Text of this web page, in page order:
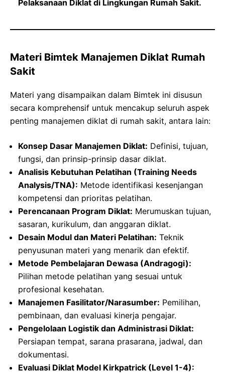
Pelaksanaan Diklat di Lingkungan Rumah Sakit.
Materi Bimtek Manajemen Diklat Rumah
Sakit
Materi yang disampaikan dalam Bimtek ini disusun
secara komprehensif untuk mencakup seluruh aspek
penting manajemen diklat di rumah sakit, antara lain:
Konsep Dasar Manajemen Diklat: Definisi, tujuan,
fungsi, dan prinsip-prinsip dasar diklat.
Analisis Kebutuhan Pelatihan (Training Needs
Analysis/TNA): Metode identifikasi kesenjangan
kompetensi dan prioritas pelatihan.
Perencanaan Program Diklat: Merumuskan tujuan,
sasaran, kurikulum, dan anggaran diklat.
Desain Modul dan Materi Pelatihan: Teknik
penyusunan materi yang menarik dan efektif.
Metode Pembelajaran Dewasa (Andragogi):
Pilihan metode pelatihan yang sesuai untuk
profesional kesehatan.
Manajemen Fasilitator/Narasumber: Pemilihan,
pembinaan, dan evaluasi kinerja pengajar.
Pengelolaan Logistik dan Administrasi Diklat:
Persiapan tempat, sarana prasarana, jadwal, dan
dokumentasi.
Evaluasi Diklat Model Kirkpatrick (Level 1-4):